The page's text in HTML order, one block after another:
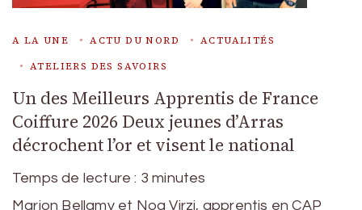
A LA UNE ACTU DU NORD
ACTUALITÉS
ATELIERS DES SAVOIRS
Un des Meilleurs Apprentis de France
Coiffure 2026 Deux jeunes d’Arras
décrochent l’or et visent le national
Temps de lecture : 3 minutes
Marion Bellamy et Noa Virzi, apprentis en CAP